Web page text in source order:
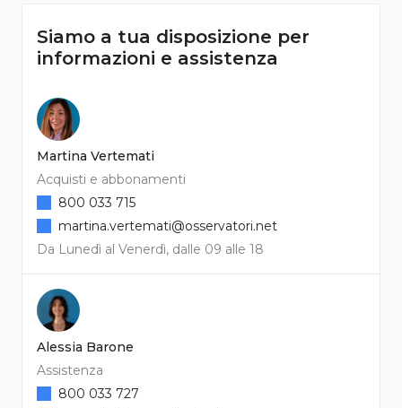
Siamo a tua disposizione per
informazioni e assistenza
Martina Vertemati
Acquisti e abbonamenti
Da Lunedì al Venerdì, dalle 09 alle 18
800 033 715
martina.vertemati@osservatori.net
Alessia Barone
Assistenza
800 033 727